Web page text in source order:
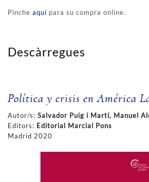
Pinche aquí para su compra online.
Descàrregues
Política y crisis en América
Autor/s: Salvador Puig i Martí, Manuel
Editors: Editorial Marcial Pons
Madrid 2020